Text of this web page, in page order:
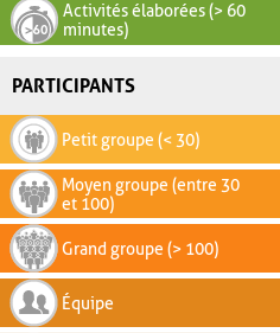
Activités élaborées (> 60
minutes)
PARTICIPANTS
Petit groupe (< 30)
Moyen groupe (entre 30
et 100)
Grand groupe (> 100)
Équipe